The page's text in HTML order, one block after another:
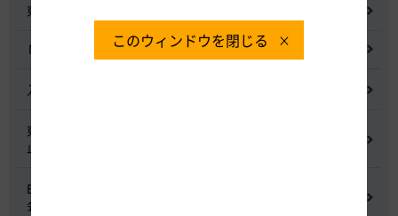
東名高速道路宇利トンネル照明灯具落下事象調査検討会
NEXCO中日本グループの経営上の課題と取組み
入札に係る不正行為に関する調査及び再発防止のための委員会
東名高速道路 中吉田高架橋 塗装塗替え工事による火災事故再発防
止委員会
E20 中央道を跨ぐ橋梁の耐震補強工事施工不良に関する調査委員
会
このウィンドウを閉じる